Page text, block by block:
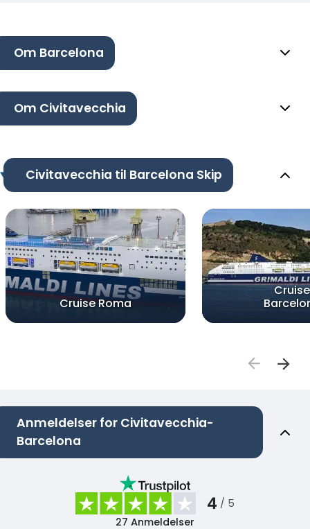
Om Barcelona
Om Civitavecchia
Civitavecchia til Barcelona Skip
Cruise Roma
Cruise
Anmeldelser for Civitavecchia-
Barcelona
4 / 5
27 Anmeldelser